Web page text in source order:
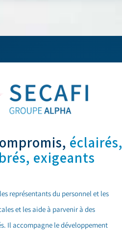
éclairés,
exigeants
représentants du personnel et les
et les aide à parvenir à des
Il accompagne le développement